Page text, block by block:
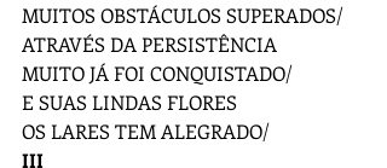
MUITOS OBSTÁCULOS SUPERADOS/
ATRAVÉS DA PERSISTÊNCIA
MUITO JÁ FOI CONQUISTADO/
E SUAS LINDAS FLORES
OS LARES TEM ALEGRADO/
III